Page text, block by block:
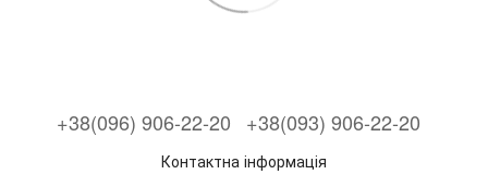
+38(096) 906-22-20 +38(093) 906-22-20
Контактна інформація